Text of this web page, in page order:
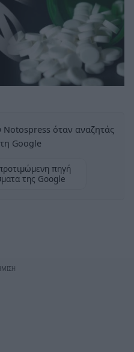
όταν αναζητάς
Google
πηγή
της Google